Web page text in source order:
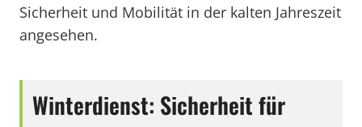
Sicherheit und Mobilität in der kalten Jahreszeit
angesehen.
Winterdienst: Sicherheit für